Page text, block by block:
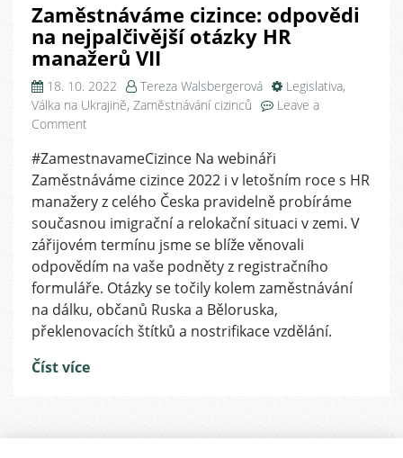
Zaměstnáváme cizince: odpovědi
na nejpalčivější otázky HR
manažerů VII
18. 10. 2022 Tereza Walsbergerová Legislativa,
Válka na Ukrajině, Zaměstnávání cizinců
Leave a
Comment
cizince:
odpovědi
na
nejpalčivější
otázky
HR
manažerů
VII
#ZamestnavameCizince Na webináři
Zaměstnáváme cizince 2022 i v letošním roce s HR
manažery z celého Česka pravidelně probíráme
současnou imigrační a relokační situaci v zemi. V
zářijovém termínu jsme se blíže věnovali
odpovědím na vaše podněty z registračního
formuláře. Otázky se točily kolem zaměstnávání
na dálku, občanů Ruska a Běloruska,
překlenovacích štítků a nostrifikace vzdělání.
Číst více